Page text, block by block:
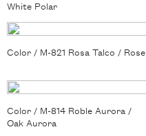
White Polar
Color / M-821 Rosa Talco / Rose
Color / M-814 Roble Aurora /
Oak Aurora